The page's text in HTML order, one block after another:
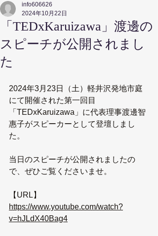
「TEDxKaruizawa」渡邊の
スピーチが公開されまし
た
info606626
2024年10月22日
2024年3月23日（土）軽井沢発地市庭
にて開催された第一回目
「TEDxKaruizawa」に代表理事渡邊智
惠子がスピーカーとして登壇しまし
た。
当日のスピーチが公開されましたの
で、ぜひご覧くださいませ。
【URL】
https://www.youtube.com/watch?
v=hJLdX40Bag4